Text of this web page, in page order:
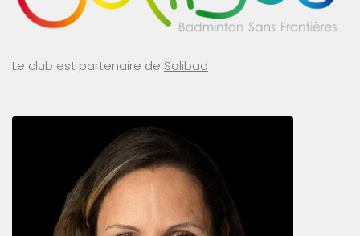
Le club est partenaire de Solibad